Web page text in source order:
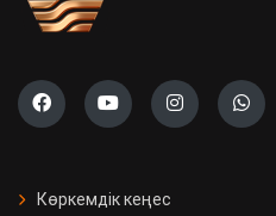
Көркемдік кеңес